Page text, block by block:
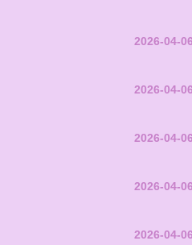
2026-04-06
2026-04-06
2026-04-06
2026-04-06
2026-04-06